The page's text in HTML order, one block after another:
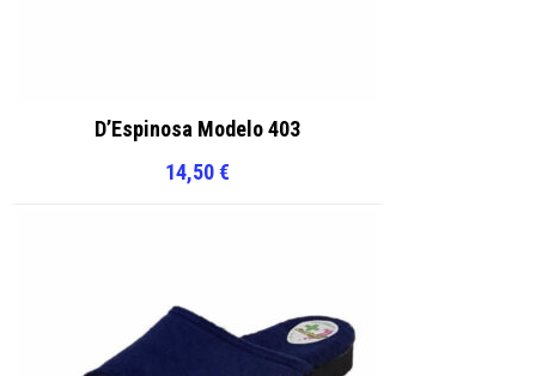
D’Espinosa Modelo 403
14,50€